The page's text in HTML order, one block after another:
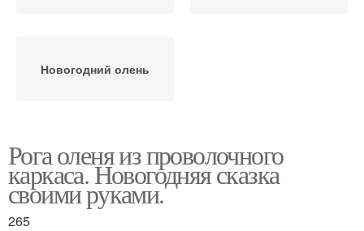
Новогодний олень
Рога оленя из проволочного
каркаса. Новогодняя сказка
своими руками.
265